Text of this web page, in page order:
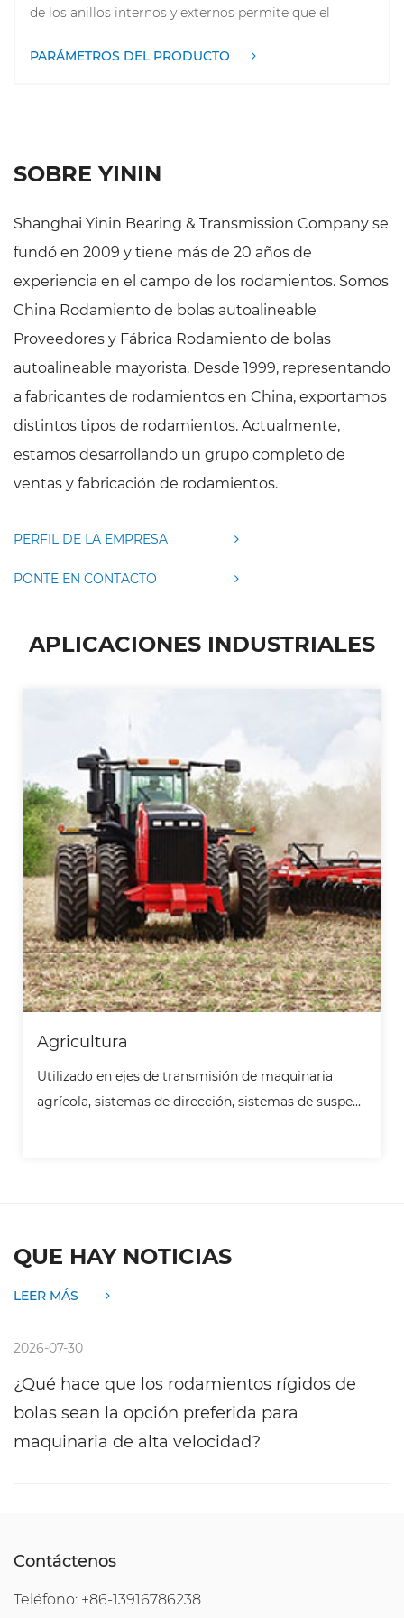
de los anillos internos y externos permite que el
instalación o se use para compensar los errores de
aplicaciones donde la fricción debe reducirse y la
de la serie 2300 generalmente están hechos de acero
dobles de bolas, que pueden proporcionar un buen
soporte en múltiples direcciones. Se utiliza
ampliamente en motores, equipos industriales y otros
sistemas mecánicos, y es especialmente adecuado
para entornos de trabajo de baja velocidad y alta
carga. Su característica de autoalineación no solo
mejora la confiabilidad del equipo, sino que también
importante en muchos diseños mecánicos.
PARÁMETROS DEL PRODUCTO
SOBRE YININ
Shanghai Yinin Bearing & Transmission Company se
fundó en 2009 y tiene más de 20 años de
experiencia en el campo de los rodamientos. Somos
China Rodamiento de bolas autoalineable
Proveedores y Fábrica Rodamiento de bolas
autoalineable mayorista. Desde 1999, representando
a fabricantes de rodamientos en China, exportamos
distintos tipos de rodamientos. Actualmente,
estamos desarrollando un grupo completo de
ventas y fabricación de rodamientos.
PERFIL DE LA EMPRESA
PONTE EN CONTACTO
APLICACIONES INDUSTRIALES
de maquinaria
sistemas de suspe...
Se utiliza en
motores de
QUE HAY NOTICIAS
LEER MÁS
rígidos de
preferida para
¿Cómo elegir el
adecuado para
Contáctenos
Teléfono: +86-13916786238